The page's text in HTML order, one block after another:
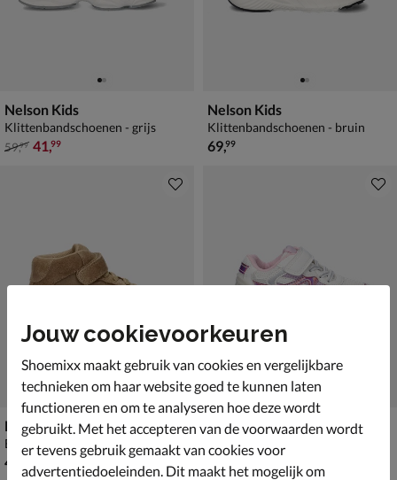
Nelson Kids
Klittenbandschoenen - grijs
van € 59,99 voor € 41,99
59,99 41,99
Nelson Kids
Klittenbandschoenen - bruin
€ 69,99
69,99
Nelson Kids
Babyschoenen - beige
€ 49,99
49
Nelson Kids
Klittenbandschoenen - wit
49
Jouw cookievoorkeuren
Shoemixx maakt gebruik van cookies en vergelijkbare
technieken om haar website goed te kunnen laten
functioneren en om te analyseren hoe deze wordt
gebruikt. Met het accepteren van de voorwaarden wordt
er tevens gebruik gemaakt van cookies voor
advertentiedoeleinden. Dit maakt het mogelijk om